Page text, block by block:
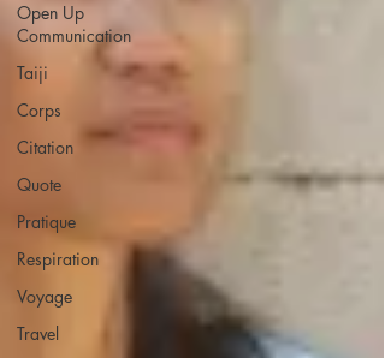
Open Up
Communication
Taiji
Corps
Citation
Quote
Pratique
Respiration
Voyage
Travel